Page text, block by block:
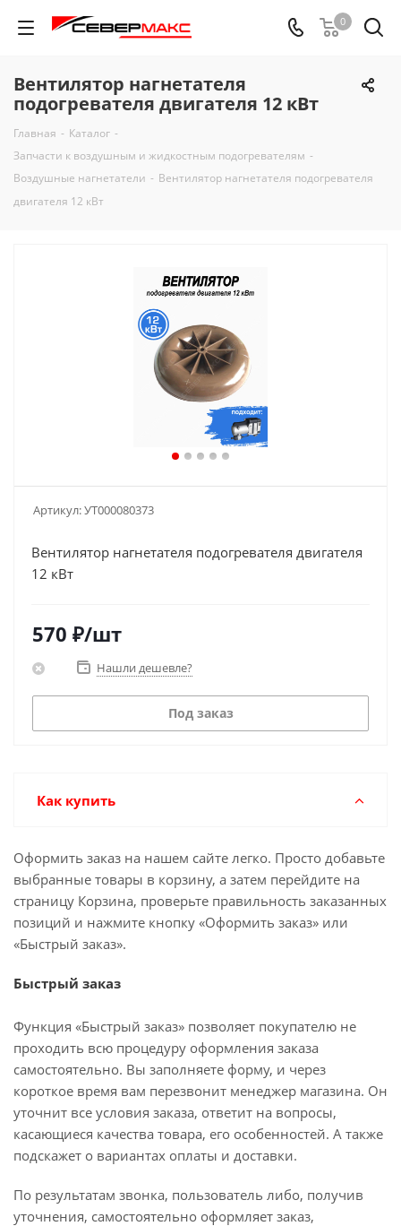
0
Вентилятор нагнетателя
подогревателя двигателя 12 кВт
Главная - Каталог -
Запчасти к воздушным и жидкостным подогревателям -
Воздушные нагнетатели - Вентилятор нагнетателя подогревателя
двигателя 12 кВт
Артикул:УТ000080373
Вентилятор нагнетателя подогревателя двигателя
12 кВт
570 ₽/шт
Нашли дешевле?
Под заказ
Как купить
Оформить заказ на нашем сайте легко. Просто добавьте
выбранные товары в корзину, а затем перейдите на
страницу Корзина, проверьте правильность заказанных
позиций и нажмите кнопку «Оформить заказ» или
«Быстрый заказ».
Быстрый заказ
Функция «Быстрый заказ» позволяет покупателю не
проходить всю процедуру оформления заказа
самостоятельно. Вы заполняете форму, и через
короткое время вам перезвонит менеджер магазина. Он
уточнит все условия заказа, ответит на вопросы,
касающиеся качества товара, его особенностей. А также
подскажет о вариантах оплаты и доставки.
По результатам звонка, пользователь либо, получив
уточнения, самостоятельно оформляет заказ,